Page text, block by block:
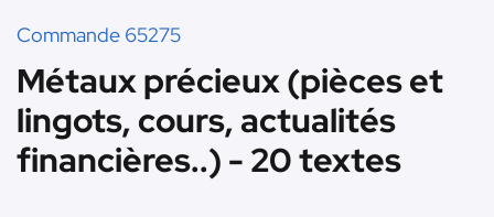
Commande 65275
Métaux précieux (pièces et
lingots, cours, actualités
financières..) - 20 textes